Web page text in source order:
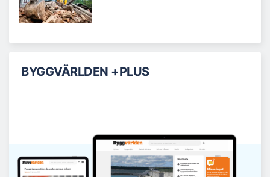
BYGGVÄRLDEN +PLUS